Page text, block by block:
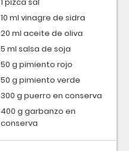
10 ml vinagre de sidra
20 ml aceite de oliva
5 ml salsa de soja
50 g pimiento rojo
50 g pimiento verde
300 g puerro en conserva
400 g garbanzo en
conserva